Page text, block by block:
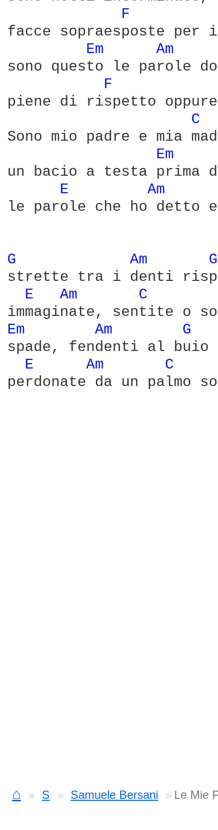
F
facce sopraesposte
Em
Am
sono questo le parole
F
piene di rispetto
C
Sono mio padre e mia
Em
un bacio a testa prima
E
Am
le parole che ho detto e
G Am
strette tra i denti
E
Am C
Em Am
G
spade, fendenti al buio
E
Am
C
perdonate da un palmo
⌂ S Samuele Bersani Le Mie